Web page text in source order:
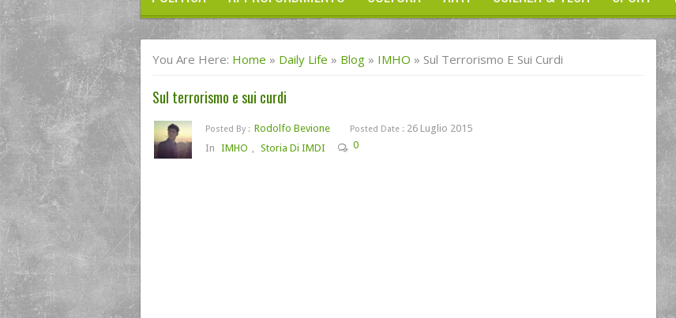
You Are Here: Home » Daily Life » Blog » IMHO » Sul Terrorismo E Sui Curdi
Sul terrorismo e sui curdi
Posted By : Rodolfo Bevione Posted Date : 26 Luglio 2015
In IMHO , Storia Di IMDI 0